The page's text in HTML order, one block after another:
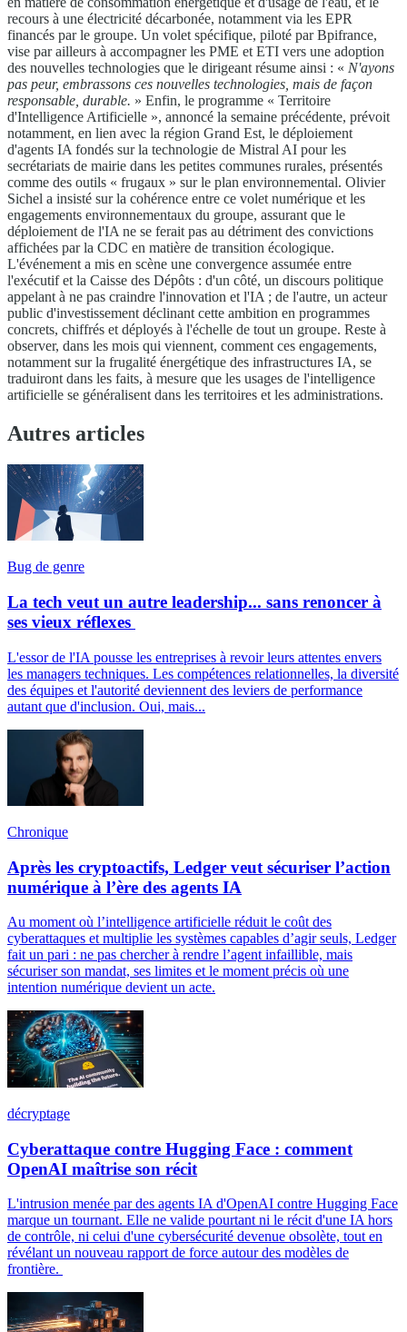
recours à une électricité décarbonée, notamment via les EPR
financés par le groupe. Un volet spécifique, piloté par Bpifrance,
vise par ailleurs à accompagner les PME et ETI vers une adoption
des nouvelles technologies que le dirigeant résume ainsi : « N'ayons
pas peur, embrassons ces nouvelles technologies, mais de façon
responsable, durable. » Enfin, le programme « Territoire
d'Intelligence Artificielle », annoncé la semaine précédente, prévoit
notamment, en lien avec la région Grand Est, le déploiement
d'agents IA fondés sur la technologie de Mistral AI pour les
secrétariats de mairie dans les petites communes rurales, présentés
comme des outils « frugaux » sur le plan environnemental. Olivier
Sichel a insisté sur la cohérence entre ce volet numérique et les
engagements environnementaux du groupe, assurant que le
déploiement de l'IA ne se ferait pas au détriment des convictions
affichées par la CDC en matière de transition écologique.
L'événement a mis en scène une convergence assumée entre
l'exécutif et la Caisse des Dépôts : d'un côté, un discours politique
appelant à ne pas craindre l'innovation et l'IA ; de l'autre, un acteur
public d'investissement déclinant cette ambition en programmes
concrets, chiffrés et déployés à l'échelle de tout un groupe. Reste à
observer, dans les mois qui viennent, comment ces engagements,
notamment sur la frugalité énergétique des infrastructures IA, se
traduiront dans les faits, à mesure que les usages de l'intelligence
artificielle se généralisent dans les territoires et les administrations.
Autres articles
Bug de genre
La tech veut un autre leadership... sans renoncer à
ses vieux réflexes
L'essor de l'IA pousse les entreprises à revoir leurs attentes envers
les managers techniques. Les compétences relationnelles, la diversité
des équipes et l'autorité deviennent des leviers de performance
autant que d'inclusion. Oui, mais...
Chronique
Après les cryptoactifs, Ledger veut sécuriser l’action
numérique à l’ère des agents IA
Au moment où l’intelligence artificielle réduit le coût des
cyberattaques et multiplie les systèmes capables d’agir seuls, Ledger
fait un pari : ne pas chercher à rendre l’agent infaillible, mais
sécuriser son mandat, ses limites et le moment précis où une
intention numérique devient un acte.
décryptage
Cyberattaque contre Hugging Face : comment
OpenAI maîtrise son récit
L'intrusion menée par des agents IA d'OpenAI contre Hugging Face
marque un tournant. Elle ne valide pourtant ni le récit d'une IA hors
de contrôle, ni celui d'une cybersécurité devenue obsolète, tout en
révélant un nouveau rapport de force autour des modèles de
frontière.